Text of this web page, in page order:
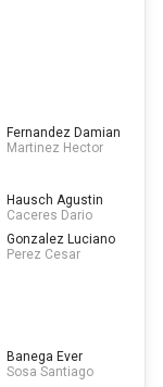
Fernandez Damian
Martinez Hector
Hausch Agustin
Caceres Dario
Gonzalez Luciano
Perez Cesar
Banega Ever
Sosa Santiago